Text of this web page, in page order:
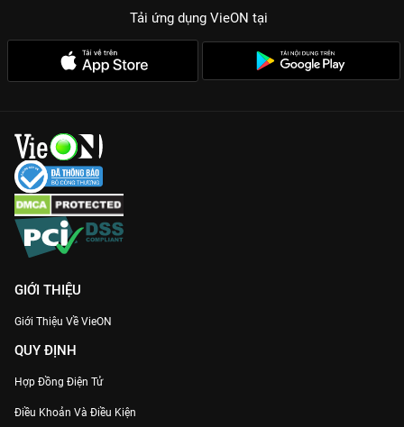
Tải ứng dụng VieON tại
GIỚI THIỆU
Giới Thiệu Về VieON
QUY ĐỊNH
Hợp Đồng Điện Tử
Điều Khoản Và Điều Kiện